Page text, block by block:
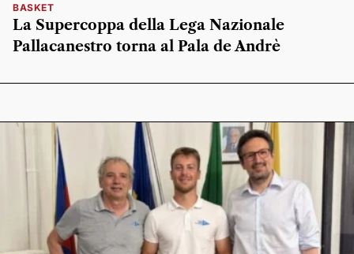
BASKET
La Supercoppa della Lega Nazionale
Pallacanestro torna al Pala de Andrè